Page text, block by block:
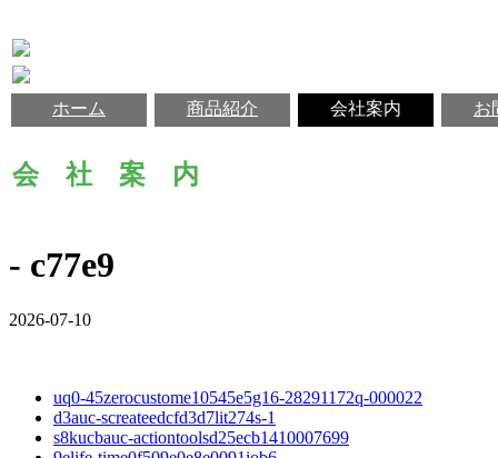
ホーム 商品紹介 会社案内 お
会 社 案 内
- c77e9
2026-07-10
uq0-45zerocustome10545e5g16-28291172q-000022
d3auc-screateedcfd3d7lit274s-1
s8kucbauc-actiontoolsd25ecb1410007699